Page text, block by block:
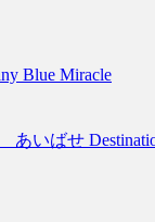
Blue Miracle
あいばせ